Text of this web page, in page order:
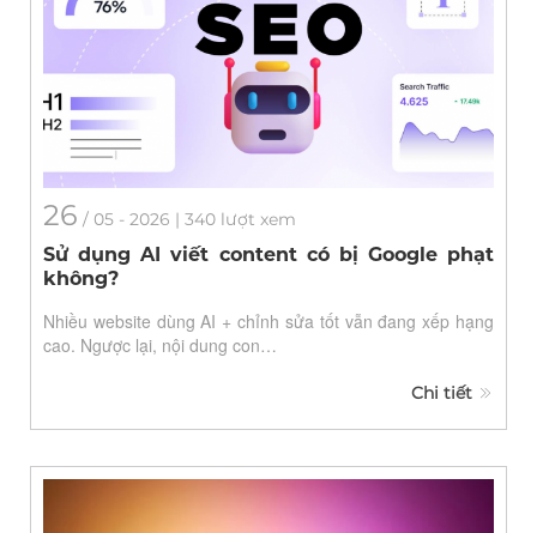
26 / 05 - 2026 | 340 lượt xem
Sử dụng AI viết content có bị Google phạt
không?
Nhiều website dùng AI + chỉnh sửa tốt vẫn đang xếp hạng
cao. Ngược lại, nội dung con…
Chi tiết